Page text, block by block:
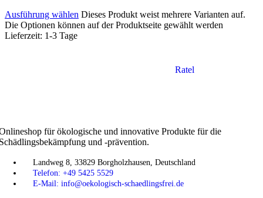
Ausführung wählen Dieses Produkt weist mehrere Varianten auf.
Die Optionen können auf der Produktseite gewählt werden
Lieferzeit: 1-3 Tage
Ratel
für ökologische und innovative Produkte für die
und -prävention.
Landweg 8, 33829 Borgholzhausen, Deutschland
Telefon: +49 5425 5529
E-Mail: info@oekologisch-schaedlingsfrei.de